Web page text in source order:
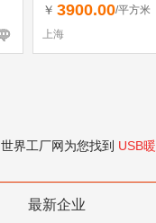
￥ 3900.00/平方米
上海
世界工厂网为您找到 USB
最新企业